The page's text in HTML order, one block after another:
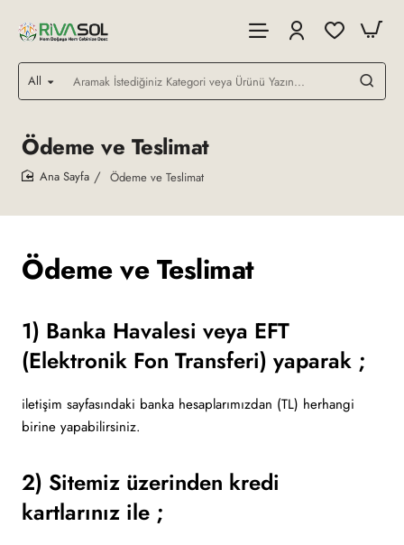
All
Aramak
İstediğiniz
veya
Ürünü
Yazın...
Ödeme ve Teslimat
Ödeme ve Teslimat
Ödeme ve Teslimat
1) Banka Havalesi veya EFT
(Elektronik Fon Transferi) yaparak ;
iletişim sayfasındaki banka hesaplarımızdan (TL) herhangi
birine yapabilirsiniz.
2) Sitemiz üzerinden kredi
kartlarınız ile ;